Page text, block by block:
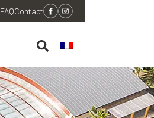
FAQContact